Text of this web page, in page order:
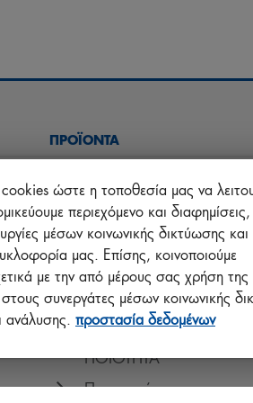
ΠΡΟΪΟΝΤΑ
ΦΙΛΤΡΑ ΑΕΡΑ
ΦΙΛΤΡΑ ΛΑΔΙΟΥ
ΦΙΛΤΡΑ ΚΑΥΣΙΜΟΥ
ΦΙΛΤΡΑ ΚΑΜΠΙΝΑΣ
ΑΛΛΑ ΦΙΛΤΡΑ
ΕΥΘΥΝΗ ΓΙΑ ΤΗΝ
ΠΟΙΟΤΗΤΑ
Προστασία +
ώστε η τοποθεσία μας να
περιεχόμενο και
μέσων κοινωνικής δικτύωσης και
μας. Επίσης, κοινοποιούμε
με την από μέρους σας χρήση της
συνεργάτες μέσων κοινωνικής
ανάλυσης. προστασία δεδομένων